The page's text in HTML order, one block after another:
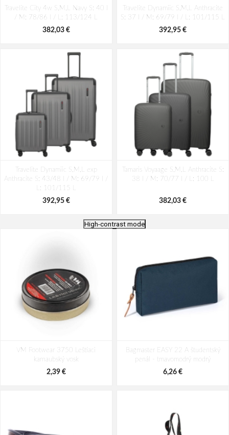
Travelite City 4w S,M,L Navy S: 40 l
/ M: 78/86 l / L: 113/124 L
382,03 €
Travelite Dynamiic S,M,L Anthracite
S: 37 l / M: 69/79 l / L: 101/115 L
392,95 €
Travelite Dynamiic S,M,L exp
Anthracite S: 43/48 l / M: 69/79 l /
L: 101/115 L
392,95 €
Tamaris Voyaage S,M,L Anthracite S:
38 l / M: 70/77 l / L: 100 L
382,03 €
M: 73 l / L: 106 L
458,47 €
/ M: 73 l / L: 106 L
458,47 €
High-contrast mode
VM Footwear 3750 Leštiaci
karnaubský vosk
2,39 €
Bagmaster EASY 22 A študentský
penál - tmavomodrý modrý
6,26 €